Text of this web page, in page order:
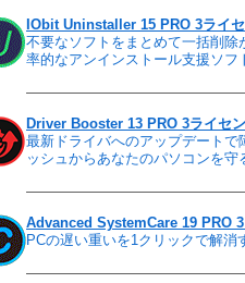
IObit Uninstaller 15 PRO 3ライ
不要なソフトをまとめて一括削除
率的なアンインストール支援ソフ
Driver Booster 13 PRO 3ライセ
最新ドライバへのアップデートで
ッシュからあなたのパソコンを守
Advanced SystemCare 19 PRO
PCの遅い重いを1クリックで解消